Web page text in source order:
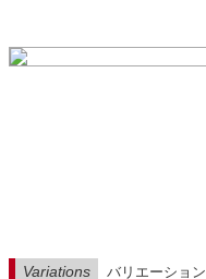
Variations バリエーション